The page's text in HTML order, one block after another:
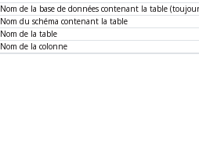
Nom de la base de données contenant la table
Nom du schéma contenant la table
Nom de la table
Nom de la colonne